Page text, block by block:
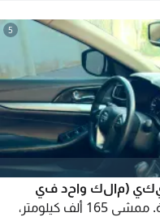
5
وارد أمريكي (مالك واحد في
الإمارات)، سيارة اقتصادية جداً واعتمادية. ممشى 165 ألف كيلومتر،